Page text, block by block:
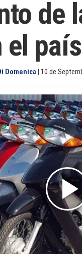
de
el país
Domenica 10 de